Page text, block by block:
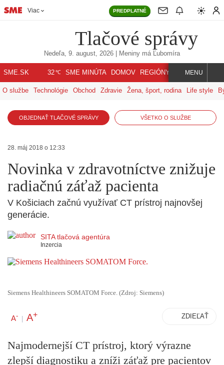
Viac PREDPLATNÉ
Tlačové správy
Nedeľa, 9. august, 2026 | Meniny má Ľubomíra
SME.SK 32℃ SME MINÚTA DOMOV REGIÓNY INDEX SVET
MENU
O službe Technológie Obchod Zdravie Žena, šport, rodina Life style
OBJEDNAŤ TLAČOVÉ SPRÁVY VŠETKO O SLUŽBE
28. máj 2018 o 12:33
Novinka v zdravotníctve znižuje
radiačnú záťaž pacienta
V Košiciach začnú využívať CT prístroj najnovšej
generácie.
SITA tlačová agentúra
Inzercia
Siemens Healthineers SOMATOM Force. (Zdroj: Siemens)
A- | A+ ZDIEĽAŤ
Najmodernejší CT prístroj, ktorý výrazne
zlepší diagnostiku a zníži záťaž pre pacientov